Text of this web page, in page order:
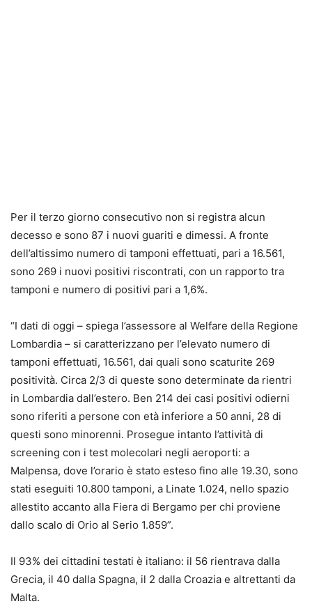
Per il terzo giorno consecutivo non si registra alcun
decesso e sono 87 i nuovi guariti e dimessi. A fronte
dell’altissimo numero di tamponi effettuati, pari a 16.561,
sono 269 i nuovi positivi riscontrati, con un rapporto tra
tamponi e numero di positivi pari a 1,6%.
“I dati di oggi – spiega l’assessore al Welfare della Regione
Lombardia – si caratterizzano per l’elevato numero di
tamponi effettuati, 16.561, dai quali sono scaturite 269
positività. Circa 2/3 di queste sono determinate da rientri
in Lombardia dall’estero. Ben 214 dei casi positivi odierni
sono riferiti a persone con età inferiore a 50 anni, 28 di
questi sono minorenni. Prosegue intanto l’attività di
screening con i test molecolari negli aeroporti: a
Malpensa, dove l’orario è stato esteso fino alle 19.30, sono
stati eseguiti 10.800 tamponi, a Linate 1.024, nello spazio
allestito accanto alla Fiera di Bergamo per chi proviene
dallo scalo di Orio al Serio 1.859”.
Il 93% dei cittadini testati è italiano: il 56 rientrava dalla
Grecia, il 40 dalla Spagna, il 2 dalla Croazia e altrettanti da
Malta.